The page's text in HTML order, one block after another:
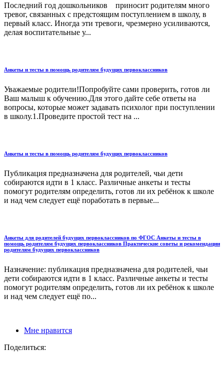
Последний год дошкольников приносит родителям много
тревог, связанных с предстоящим поступлением в школу, в
первый класс. Иногда эти тревоги, чрезмерно усиливаются,
делая воспитательные у...
Анкеты и тесты в помощь родителям будущих первоклассников
Уважаемые родители!Попробуйте сами проверить, готов ли
Ваш малыш к обучению.Для этого дайте себе ответы на
вопросы, которые может задавать психолог при поступлении
в школу.1.Проведите простой тест на ...
Анкеты и тесты в помощь родителям будущих первоклассников
Публикация предназначена для родителей, чьи дети
собираются идти в 1 класс. Различные анкеты и тесты
помогут родителям определить, готов ли их ребёнок к школе
и над чем следует ещё поработать в первые...
Анкеты для родителей будущих первоклассников по ФГОС Анкеты и тесты в
помощь родителям будущих первоклассников Практические советы и рекомендации
родителям будущих первоклассников
Назначение: публикация предназначена для родителей, чьи
дети собираются идти в 1 класс. Различные анкеты и тесты
помогут родителям определить, готов ли их ребёнок к школе
и над чем следует ещё по...
Мне нравится
Поделиться: